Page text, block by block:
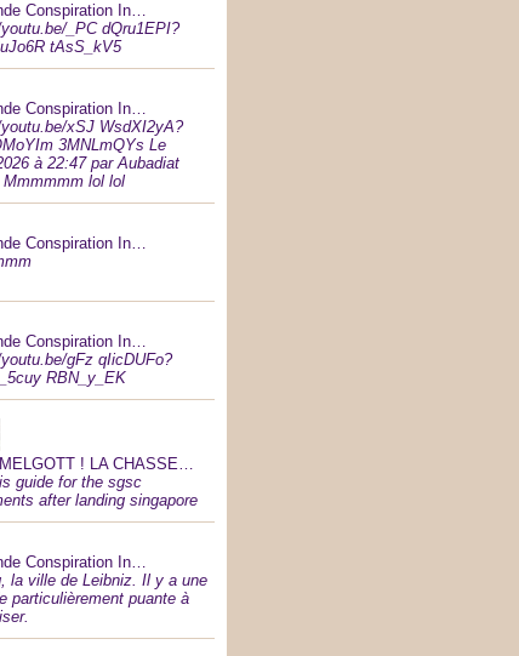
Conspiration In…
_PC dQru1EPI?
tAsS_kV5
Conspiration In…
xSJ WsdXI2yA?
3MNLmQYs Le
à 22:47 par Aubadiat
Mmmmmm lol lol
Conspiration In…
Conspiration In…
gFz qIicDUFo?
RBN_y_EK
! LA CHASSE…
guide for the sgsc
after landing singapore
Conspiration In…
la ville de Leibniz. Il y a une
particulièrement puante à